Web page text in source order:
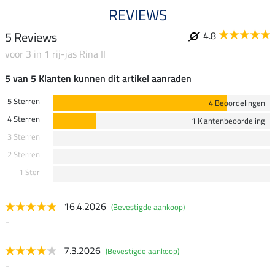
REVIEWS
5 Reviews
4.8
voor 3 in 1 rij-jas Rina II
5 van 5 Klanten kunnen dit artikel aanraden
5 Sterren
4 Beoordelingen
4 Sterren
1 Klantenbeoordeling
3 Sterren
2 Sterren
1 Ster
16.4.2026 (Bevestigde aankoop)
-
7.3.2026 (Bevestigde aankoop)
-